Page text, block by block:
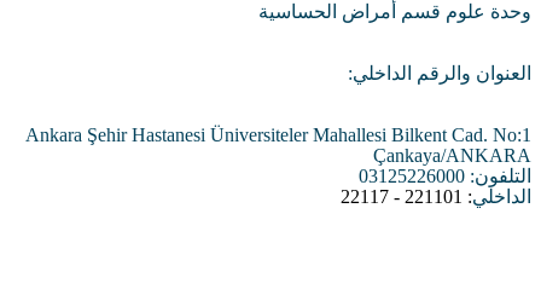
وحدة علوم قسم أمراض الحساسية
العنوان والرقم الداخلي:
Ankara Şehir Hastanesi Üniversiteler Mahallesi Bilkent Cad. No:1
Çankaya/ANKARA
التلفون: 03125226000
الداخلي: 221101 - 22117